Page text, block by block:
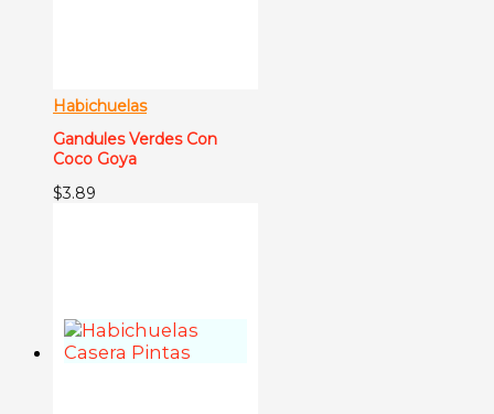
Habichuelas
Gandules Verdes Con
Coco Goya
$3.89